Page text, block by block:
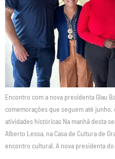
Encontro com a nova presidenta Glau
comemorações que seguem até
atividades históricas Na manhã desta
Alberto Lessa, na Casa de Cultura de
encontro cultural. A nova presidenta